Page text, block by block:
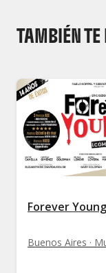
TAMBIÉN TE
Forever Young
Buenos Aires ·